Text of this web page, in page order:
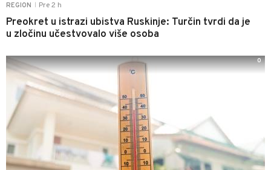
REGION Pre 2 h
Preokret u istrazi ubistva Ruskinje: Turčin tvrdi da je
u zločinu učestvovalo više osoba
0